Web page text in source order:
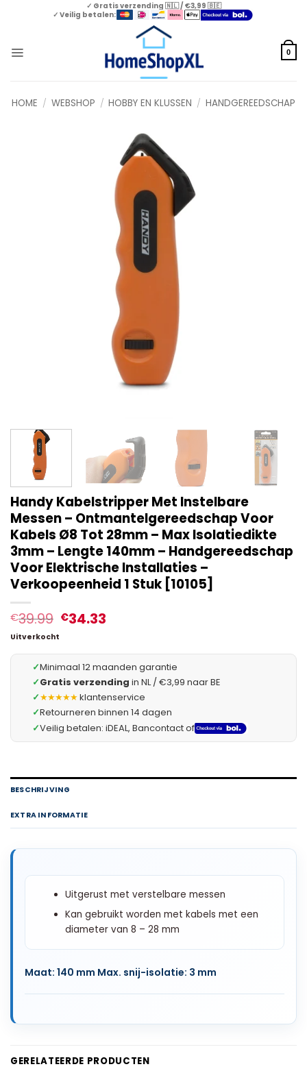
✓ Gratis verzending 🇳🇱 / €3,99 🇧🇪
✓ Veilig betalen:
0
HOME / WEBSHOP / HOBBY EN KLUSSEN / HANDGEREEDSCHAP
Handy Kabelstripper Met Instelbare
Messen – Ontmantelgereedschap Voor
Kabels Ø8 Tot 28mm – Max Isolatiedikte
3mm – Lengte 140mm – Handgereedschap
Voor Elektrische Installaties –
Verkoopeenheid 1 Stuk [10105]
€39.99 €34.33
Uitverkocht
✓Minimaal 12 maanden garantie
✓Gratis verzending in NL / €3,99 naar BE
✓★★★★★klantenservice
✓Retourneren binnen 14 dagen
✓Veilig betalen: iDEAL, Bancontact of
BESCHRIJVING
EXTRA INFORMATIE
Uitgerust met verstelbare messen
Kan gebruikt worden met kabels met een
diameter van 8 – 28 mm
Maat: 140 mm Max. snij-isolatie: 3 mm
GERELATEERDE PRODUCTEN